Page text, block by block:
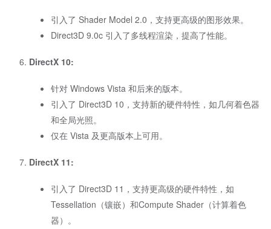
引入了 Shader Model 2.0，支持更高级的图形效果。
Direct3D 9.0c 引入了多线程渲染，提高了性能。
DirectX 10:
针对 Windows Vista 和后来的版本。
引入了 Direct3D 10，支持新的硬件特性，如几何着色器
和全局光照。
仅在 Vista 及更高版本上可用。
DirectX 11:
引入了 Direct3D 11，支持更高级的硬件特性，如
Tessellation（镶嵌）和Compute Shader（计算着色
器）。